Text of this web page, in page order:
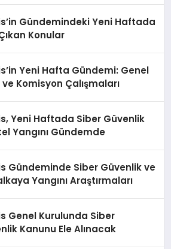
Gündemindeki Yeni Haftada
Konular
Yeni Hafta Gündemi: Genel
ve Komisyon Çalışmaları
Yeni Haftada Siber Güvenlik
Yangını Gündemde
Gündeminde Siber Güvenlik ve
Yangını Araştırmaları
Genel Kurulunda Siber
Kanunu Ele Alınacak